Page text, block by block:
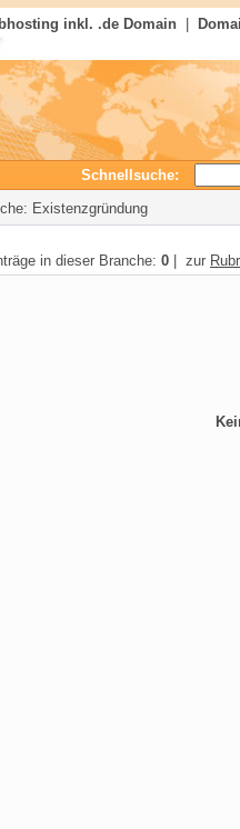
inkl. .de Domain
Schnellsuche:
Existenzgründung
in dieser Branche: 0 | zur